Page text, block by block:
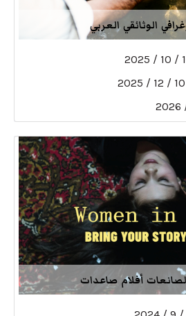
الوثائقي العربي
10
10 / 12 / 2025
أفلام صاعدات